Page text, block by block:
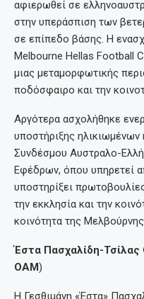
αφιερωθεί σε
στην υπεράσπιση των
σε επίπεδο βάσης. Η
Melbourne Hellas Football
μιας μεταμορφωτικής
ποδόσφαιρο και την
Αργότερα ασχολήθηκε
υποστήριξης
Συνδέσμου Αυστραλο-
Εφέδρων, όπου υπηρετεί
υποστηρίξει
την εκκλησία και την
κοινότητα της Μελβούρνης.
Έστα Πασχαλίδη-
OAM)
Η Γεσθιμάνη «Έστα»